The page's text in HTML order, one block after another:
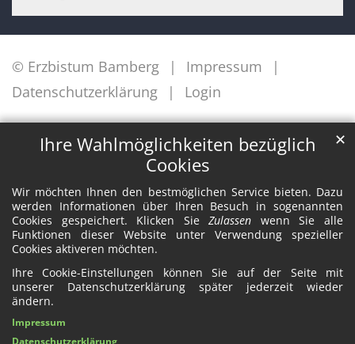
Ihre Wahlmöglichkeiten bezüglich
Cookies
Wir möchten Ihnen den bestmöglichen Service bieten. Dazu
werden Informationen über Ihren Besuch in sogenannten
Cookies gespeichert. Klicken SieZulassen wenn Sie alle
Funktionen dieser Website unter Verwendung spezieller
Cookies aktiveren möchten.
Ihre Cookie-Einstellungen können Sie auf der Seite mit
unserer Datenschutzerklärung später jederzeit wieder
ändern.
✕
Impressum
© Erzbistum Bamberg
Impressum
Datenschutzerklärung
Login